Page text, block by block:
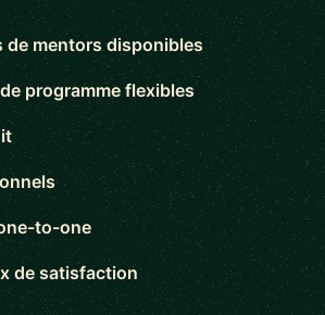
de mentors disponibles
programme flexibles
to-one
de satisfaction